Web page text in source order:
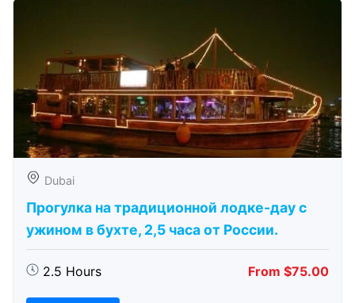
Dubai
Прогулка на традиционной лодке-дау с
ужином в бухте, 2,5 часа от России.
2.5 Hours From $75.00